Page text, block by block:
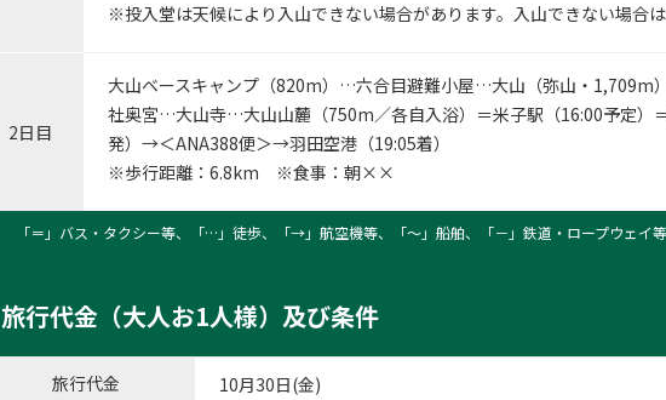
※投入堂は天候により入山できない場合があります。入山できない場合は
2日目
大山ベースキャンプ（820m）…六合目避難小屋…大山（弥山・
社奥宮…大山寺…大山山麓（750m／各自入浴）＝米子駅（16:00予定）
発）→＜ANA388便＞→羽田空港（19:05着）
※歩行距離：6.8km ※食事：朝××
「＝」バス・タクシー等、「…」徒歩、「→」航空機等、「〜」船舶、「－」鉄道・ロープウェイ等
旅行代金（大人お1人様）及び条件
旅行代金
10月30日(金)